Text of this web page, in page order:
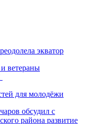
экватор
ветераны
для молодёжи
обсудил с
района развитие